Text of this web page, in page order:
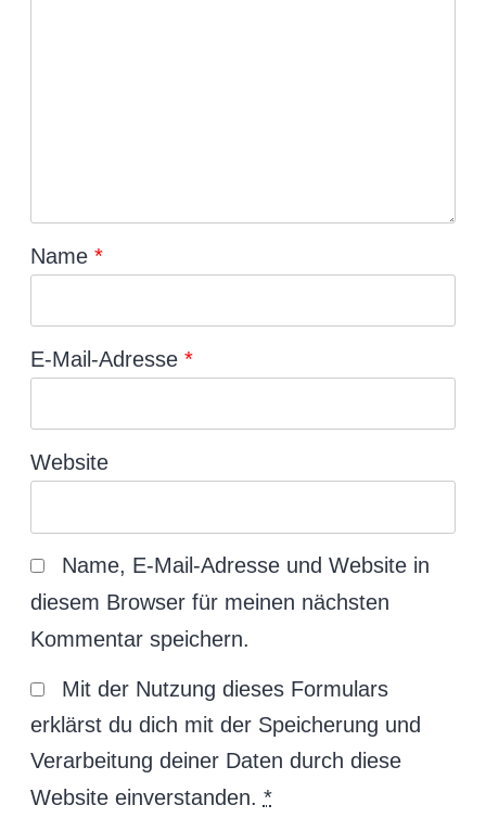
Name *
E-Mail-Adresse *
Website
Name, E-Mail-Adresse und Website in
diesem Browser für meinen nächsten
Kommentar speichern.
Mit der Nutzung dieses Formulars
erklärst du dich mit der Speicherung und
Verarbeitung deiner Daten durch diese
Website einverstanden. *